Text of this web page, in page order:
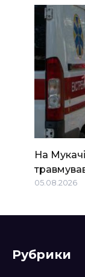
На
05.08.2026
Рубрики